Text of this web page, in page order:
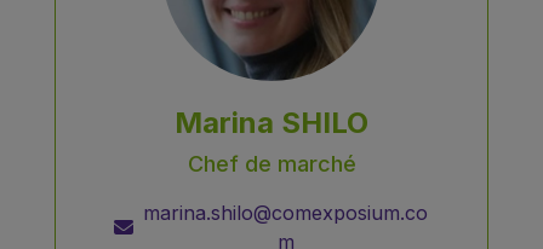
Marina SHILO
Chef de marché
marina.shilo@comexposium.co
m